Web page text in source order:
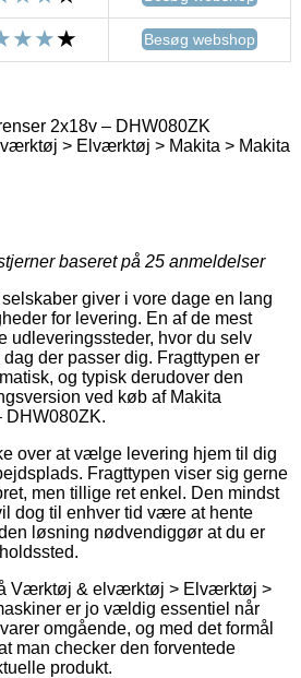
Besøg webshop
2x18v – DHW080ZK
> Elværktøj > Makita > Makita
baseret på 25 anmeldelser
giver i vore dage en lang
for levering. En af de mest
udleveringssteder, hvor du selv
der passer dig. Fragttypen er
og typisk derudover den
ved køb af Makita
DHW080ZK.
over at vælge levering hjem til dig
Fragttypen viser sig gerne
men tillige ret enkel. Den mindst
dog til enhver tid være at hente
løsning nødvendiggør at du er
Værktøj & elværktøj > Elværktøj >
er jo vældig essentiel når
omgående, og med det formål
man checker den forventede
produkt.